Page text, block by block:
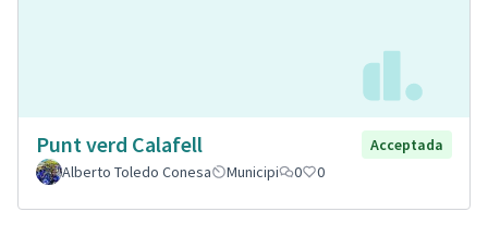
Punt verd Calafell
Acceptada
Alberto Toledo Conesa
Municipi 0 0